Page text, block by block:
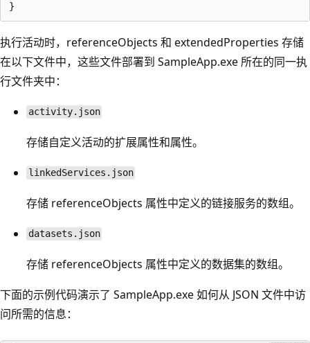
执行活动时，referenceObjects 和 extendedProperties 存储
在以下文件中，这些文件部署到 SampleApp.exe 所在的同一执
行文件夹中：
activity.json
存储自定义活动的扩展属性和属性。
linkedServices.json
存储 referenceObjects 属性中定义的链接服务的数组。
datasets.json
存储 referenceObjects 属性中定义的数据集的数组。
下面的示例代码演示了 SampleApp.exe 如何从 JSON 文件中访
问所需的信息：